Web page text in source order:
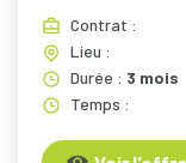
Contrat :
Lieu :
Durée : 3 mois
Temps :